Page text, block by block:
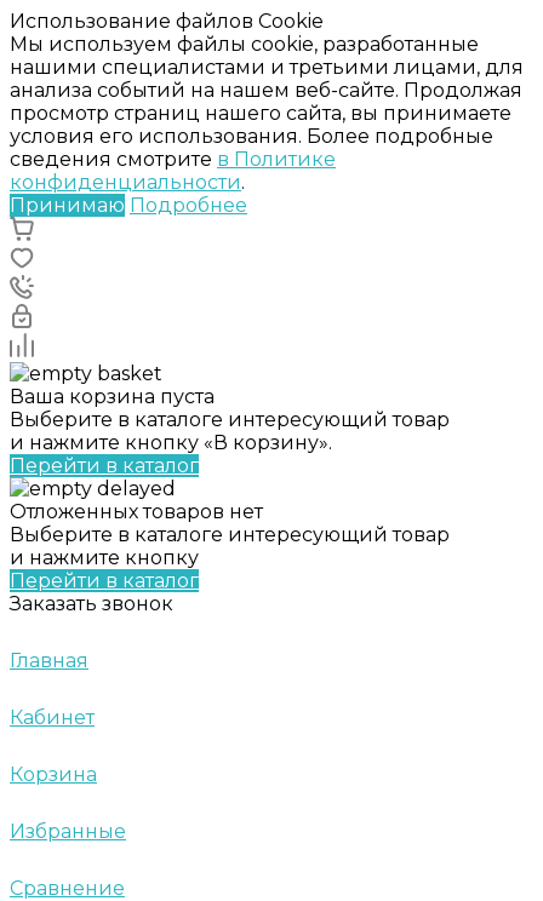
Использование файлов Cookie
Мы используем файлы cookie, разработанные
нашими специалистами и третьими лицами, для
анализа событий на нашем веб-сайте. Продолжая
просмотр страниц нашего сайта, вы принимаете
условия его использования. Более подробные
сведения смотрите в Политике
конфиденциальности.
Принимаю Подробнее
Ваша корзина пуста
Выберите в каталоге интересующий товар
и нажмите кнопку «В корзину».
Перейти в каталог
Отложенных товаров нет
Выберите в каталоге интересующий товар
и нажмите кнопку
Перейти в каталог
Заказать звонок
Главная
Кабинет
Корзина
Избранные
Сравнение